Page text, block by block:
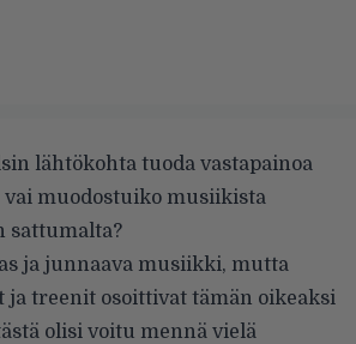
lähtökohta tuoda vastapainoa
vai muodostuiko musiikista
sattumalta?
ja junnaava musiikki, mutta
ja treenit osoittivat tämän oikeaksi
olisi voitu mennä vielä